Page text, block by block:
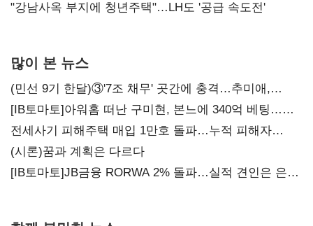
"강남사옥 부지에 청년주택"…LH도 '공급 속도전'
많이 본 뉴스
(민선 9기 한달)③'7조 채무' 곳간에 충격…추미애,
20년만에 '비상재정' 선언 승부수
[IB토마토]아워홈 떠난 구미현, 본느에 340억 베팅…
가족 지배체제 구축
전세사기 피해주택 매입 1만호 돌파…누적 피해자
4만278명
(시론)꿈과 계획은 다르다
[IB토마토]JB금융 RORWA 2% 돌파…실적 견인은 은행